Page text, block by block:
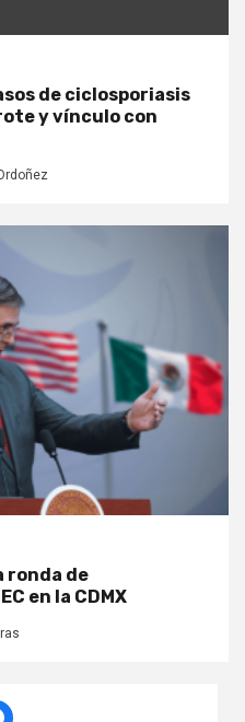
de ciclosporiasis
y vínculo con
ronda de
en la CDMX